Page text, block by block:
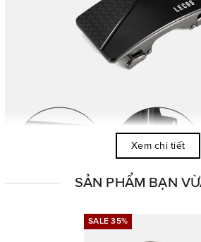
Xem chi tiết
SẢN PHẨM BẠN
SALE 35%
SALE 35%